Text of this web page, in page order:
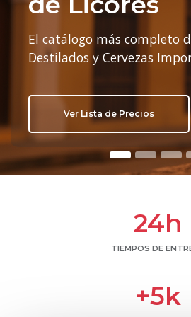
El catálogo más completo
Destilados y Cervezas
Ver Lista de Precios
Financiación, entregas
atención personalizada
Solicitar Cuenta B2B
Jarabes, Bitters y
para
Ver Productos
En las principales ciudades del
5,000+
Productos
40
Años
24h
TIEMPOS DE
+5k